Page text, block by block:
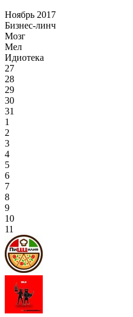
Ноябрь 2017
Бизнес-линч
Мозг
Мел
Идиотека
27
28
29
30
31
1
2
3
4
5
6
7
8
9
10
11